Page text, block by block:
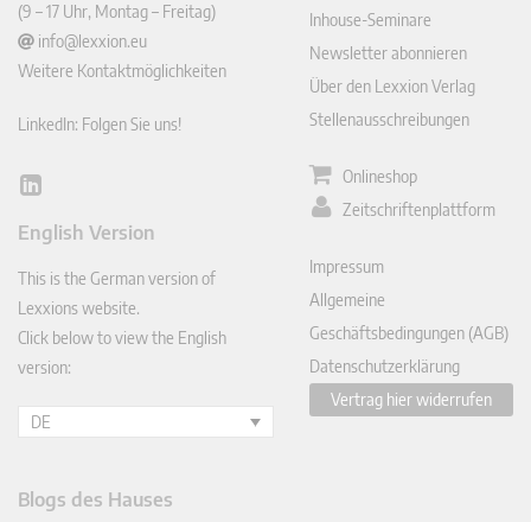
(9 – 17 Uhr, Montag – Freitag)
info@lexxion.eu
Weitere Kontaktmöglichkeiten
LinkedIn: Folgen Sie uns!
Lin
In
English Version
This is the German version of
Lexxions website.
Click below to view the English
version:
DE
Inhouse-Seminare
Newsletter abonnieren
Über den Lexxion Verlag
Stellenausschreibungen
Onlineshop
Zeitschriftenplattform
Impressum
Allgemeine
Geschäftsbedingungen (AGB)
Datenschutzerklärung
Vertrag hier widerrufen
Blogs des Hauses